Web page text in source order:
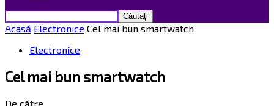
Acasă Electronice Cel mai bun smartwatch
Electronice
Cel mai bun smartwatch
De către